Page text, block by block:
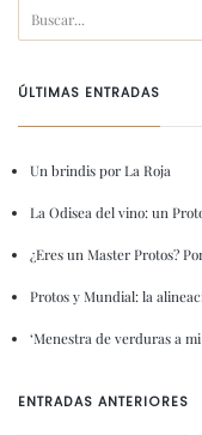
ÚLTIMAS ENTRADAS
Un brindis por La Roja
La Odisea del vino: un
¿Eres un Master Protos?
Protos y Mundial: la
‘Menestra de verduras a
ENTRADAS ANTERIORES